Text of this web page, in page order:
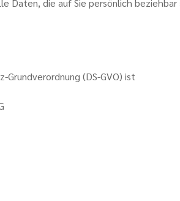
Daten, die auf Sie persönlich beziehbar
(DS-GVO) ist